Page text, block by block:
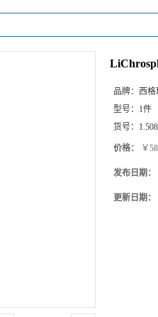
品牌： 西格
型号： 1件
货号：
价格： ￥
发布日期：
更新日期：